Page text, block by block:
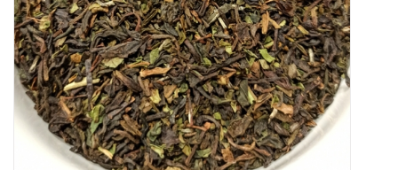
auf
der
Produktseite
gewählt
werden